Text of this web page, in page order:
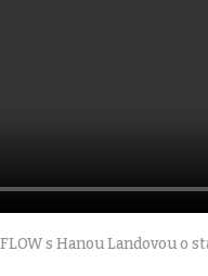
s Hanou Landovou o